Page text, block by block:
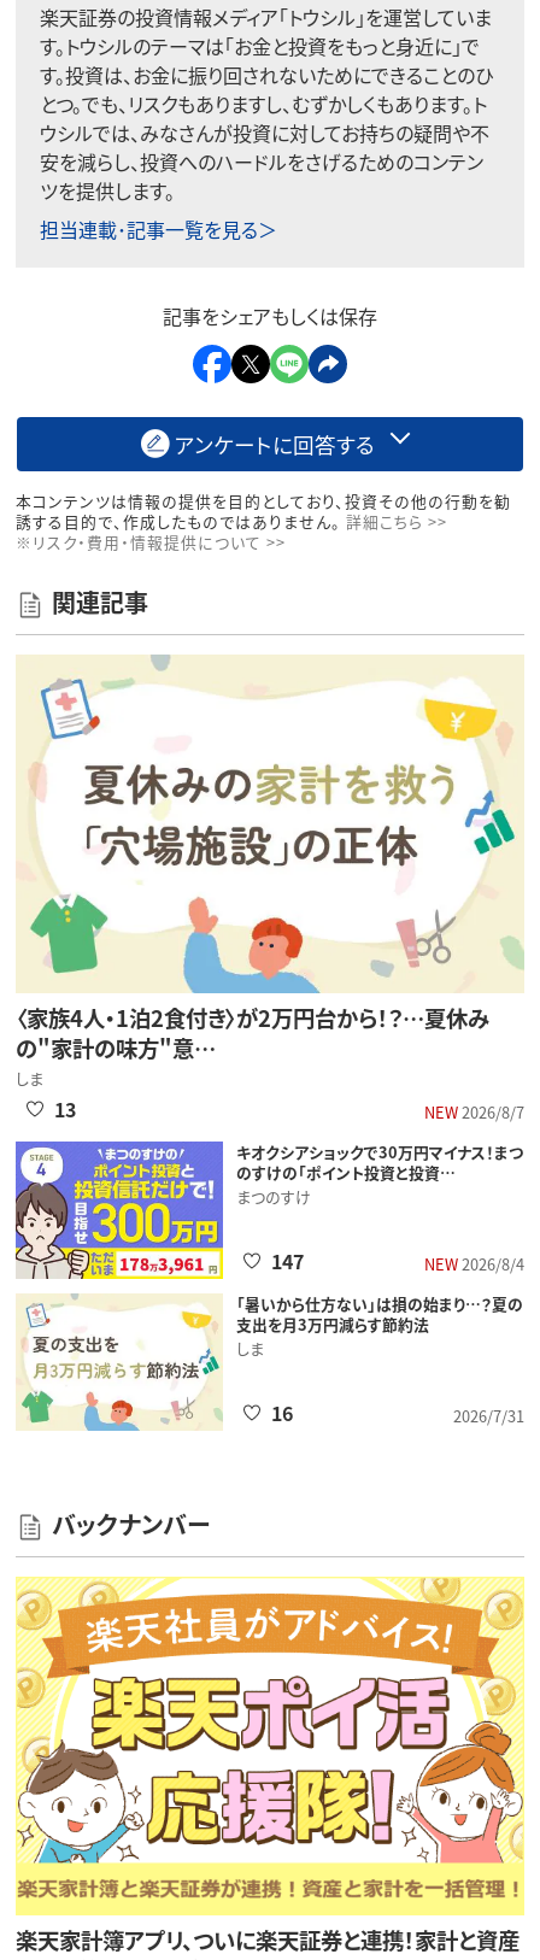
楽天証券の投資情報メディア「トウシル」を運営していま
す。トウシルのテーマは「お金と投資をもっと身近に」で
す。投資は、お金に振り回されないためにできることのひ
とつ。でも、リスクもありますし、むずかしくもあります。ト
ウシルでは、みなさんが投資に対してお持ちの疑問や不
安を減らし、投資へのハードルをさげるためのコンテン
ツを提供します。
担当連載･記事一覧を見る＞
記事をシェアもしくは保存
アンケートに回答する
本コンテンツは情報の提供を目的としており、投資その他の行動を勧
誘する目的で、作成したものではありません。 詳細こちら >>
※リスク・費用・情報提供について >>
関連記事
〈家族4人・1泊2食付き〉が2万円台から！？…夏休み
の"家計の味方"意…
しま
NEW2026/8/7
13
キオクシアショックで30万円マイナス！まつ
のすけの「ポイント投資と投資…
まつのすけ
NEW2026/8/4
147
「暑いから仕方ない」は損の始まり…？夏の
支出を月3万円減らす節約法
しま
2026/7/31
16
バックナンバー
楽天家計簿アプリ、ついに楽天証券と連携！家計と資産